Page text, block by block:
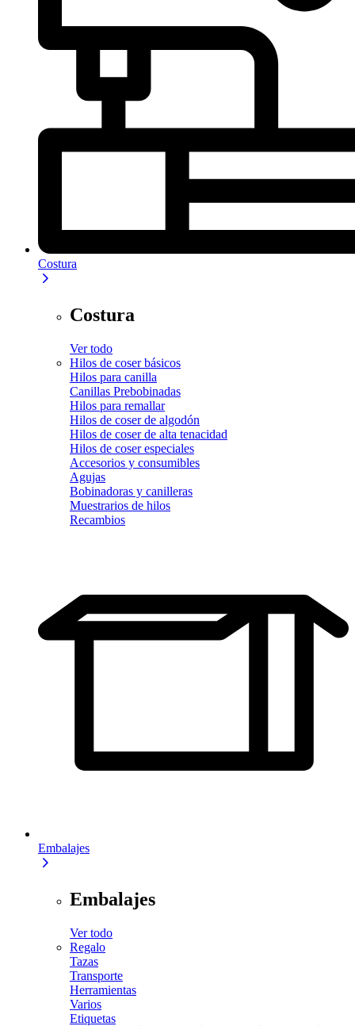
Costura
Costura
Ver todo
Hilos de coser básicos
Hilos para canilla
Canillas Prebobinadas
Hilos para remallar
Hilos de coser de algodón
Hilos de coser de alta tenacidad
Hilos de coser especiales
Accesorios y consumibles
Agujas
Bobinadoras y canilleras
Muestrarios de hilos
Recambios
Embalajes
Embalajes
Ver todo
Regalo
Tazas
Transporte
Herramientas
Varios
Etiquetas